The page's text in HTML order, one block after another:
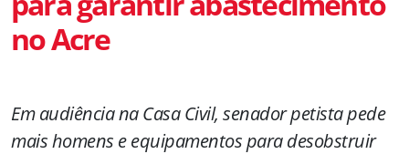
no Acre
Em audiência na Casa Civil, senador petista pede
mais homens e equipamentos para desobstruir